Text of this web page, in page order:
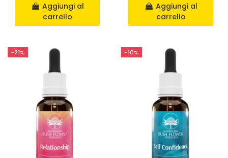
Aggiungi al
carrello
Aggiungi al
carrello
-21% -10%